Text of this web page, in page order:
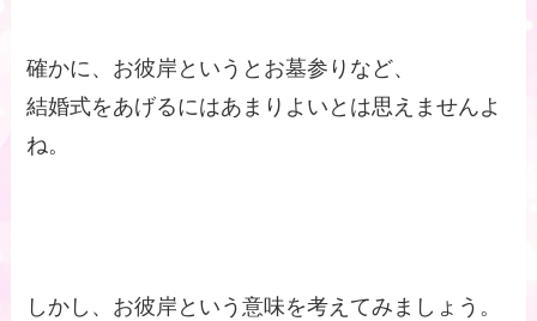
確かに、お彼岸というとお墓参りなど、
結婚式をあげるにはあまりよいとは思えませんよ
ね。
しかし、お彼岸という意味を考えてみましょう。